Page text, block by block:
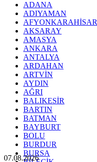
ADANA
ADIYAMAN
AFYONKARAHİSAR
AKSARAY
AMASYA
ANKARA
ANTALYA
ARDAHAN
ARTVİN
AYDIN
AĞRI
BALIKESİR
BARTIN
BATMAN
BAYBURT
BOLU
BURDUR
BURSA
07.08.2026